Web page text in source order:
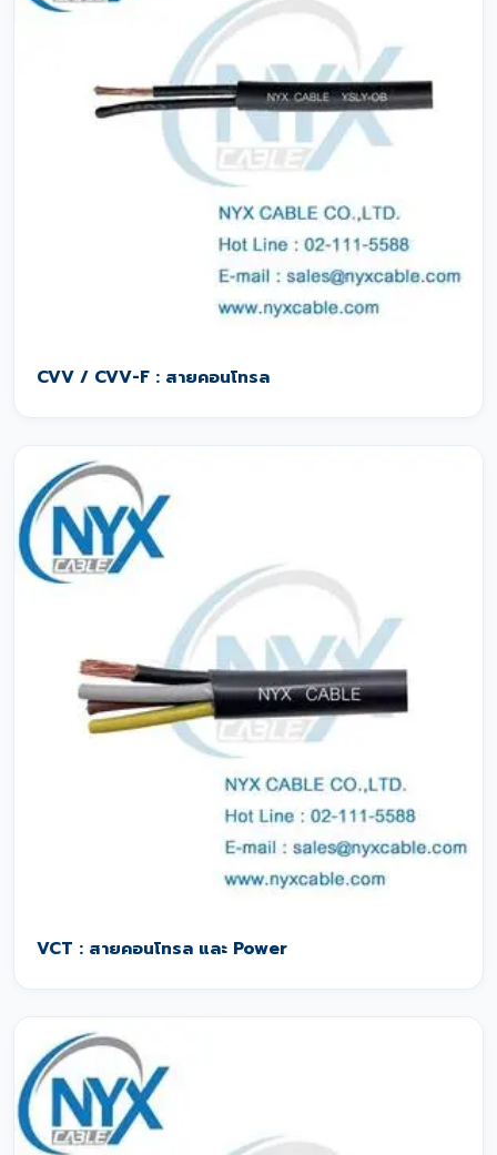
CVV / CVV-F : สายคอนโทรล
VCT : สายคอนโทรล และ Power